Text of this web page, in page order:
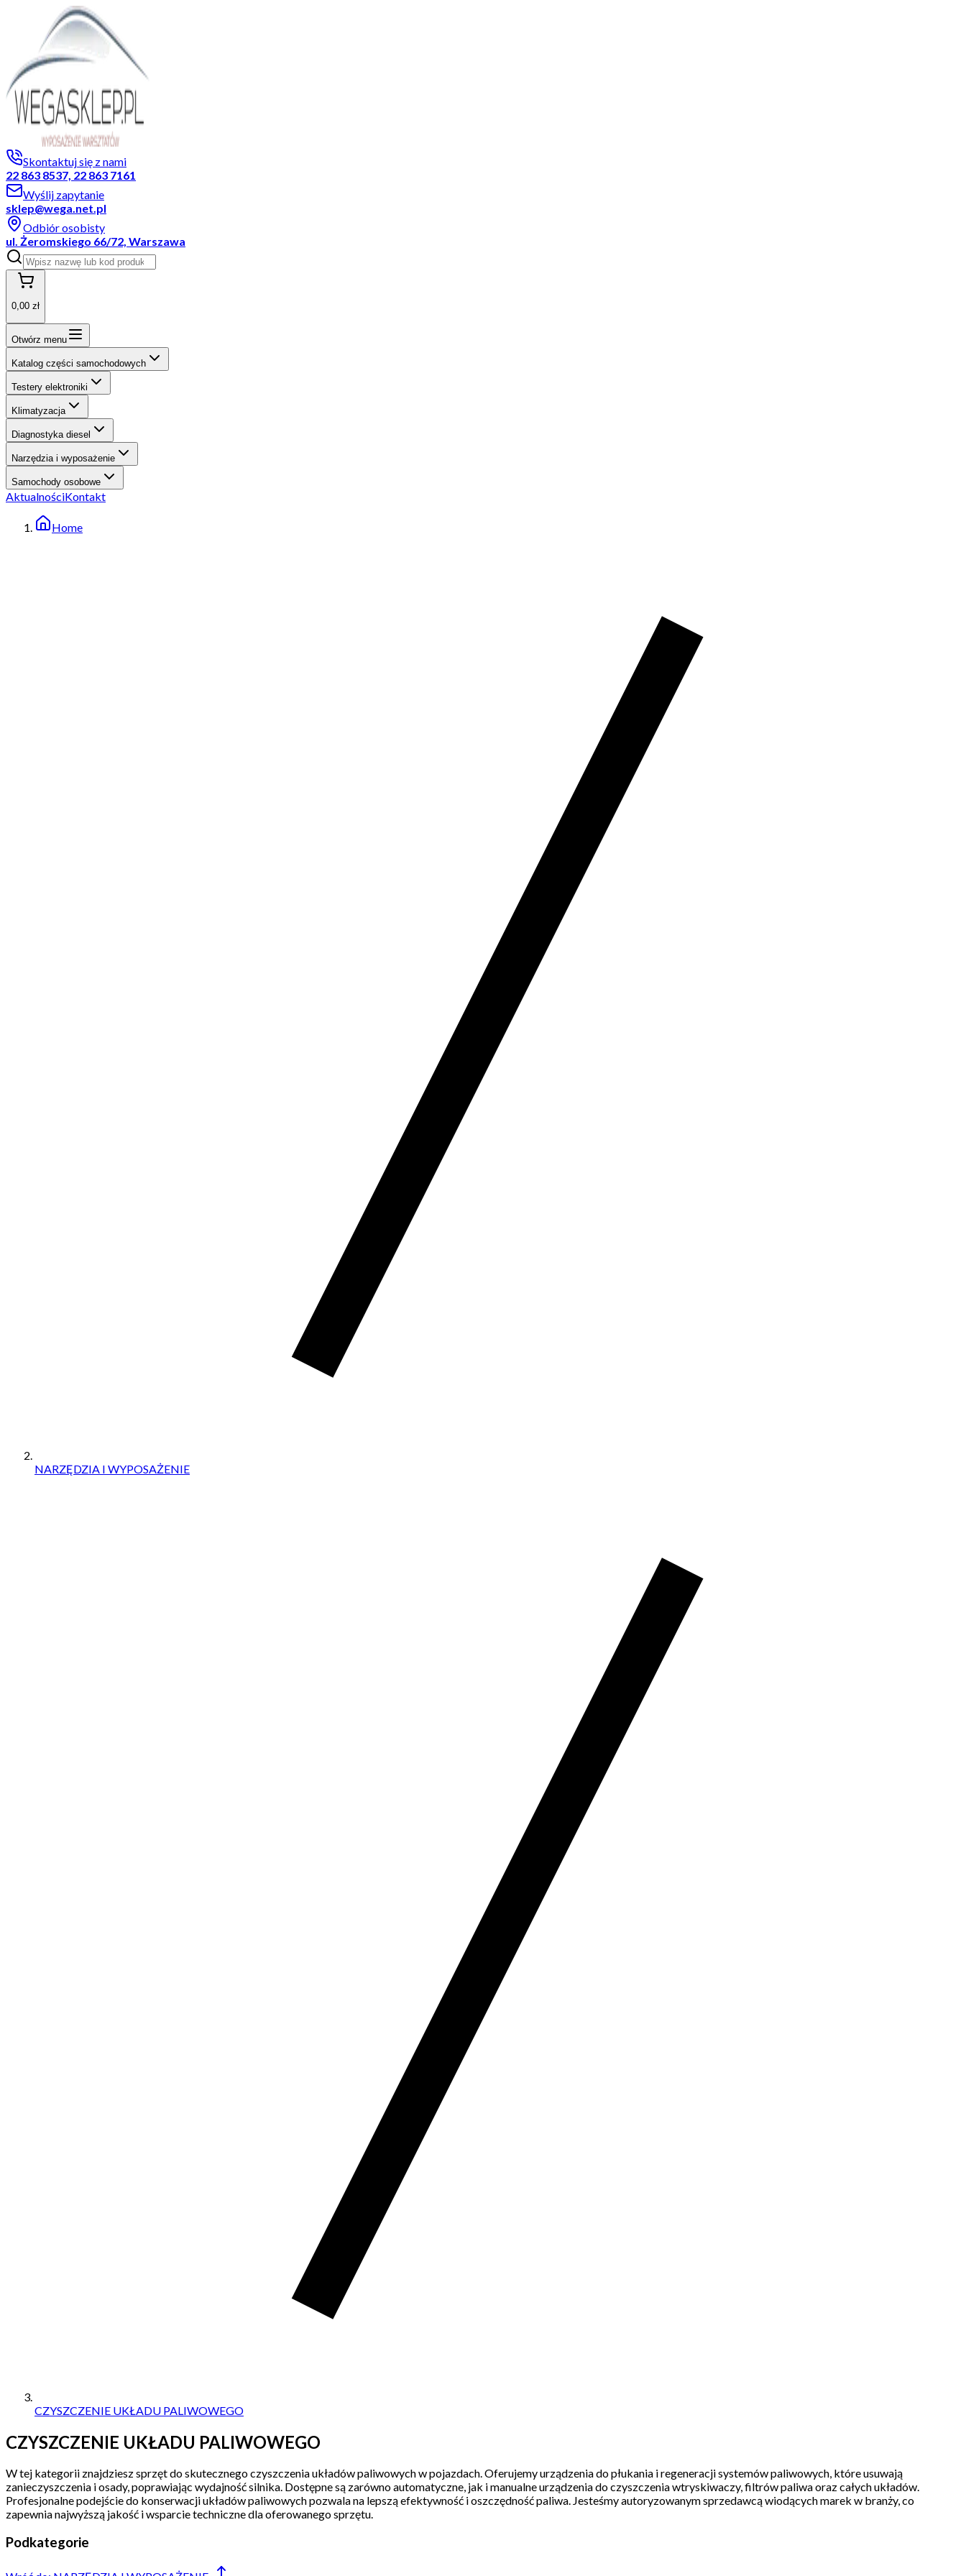
Skontaktuj się z nami
22 863 8537, 22 863 7161
Wyślij zapytanie
sklep@wega.net.pl
Odbiór osobisty
ul. Żeromskiego 66/72, Warszawa
0,00 zł
Otwórz menu
Katalog części samochodowych
Testery elektroniki
Klimatyzacja
Diagnostyka diesel
Narzędzia i wyposażenie
Samochody osobowe
AktualnościKontakt
Home
NARZĘDZIA I WYPOSAŻENIE
CZYSZCZENIE UKŁADU PALIWOWEGO
CZYSZCZENIE UKŁADU PALIWOWEGO
W tej kategorii znajdziesz sprzęt do skutecznego czyszczenia układów paliwowych w pojazdach. Oferujemy urządzenia do płukania i regeneracji systemów paliwowych, które usuwają
zanieczyszczenia i osady, poprawiając wydajność silnika. Dostępne są zarówno automatyczne, jak i manualne urządzenia do czyszczenia wtryskiwaczy, filtrów paliwa oraz całych układów.
Profesjonalne podejście do konserwacji układów paliwowych pozwala na lepszą efektywność i oszczędność paliwa. Jesteśmy autoryzowanym sprzedawcą wiodących marek w branży, co
zapewnia najwyższą jakość i wsparcie techniczne dla oferowanego sprzętu.
Podkategorie